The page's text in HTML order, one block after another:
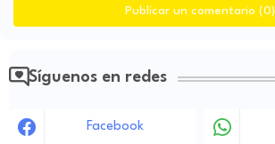
Publicar un comentario (0)
Síguenos en redes
Facebook